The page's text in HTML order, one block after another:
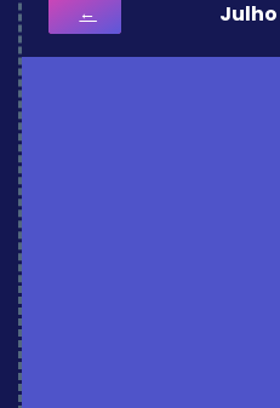
← Julho